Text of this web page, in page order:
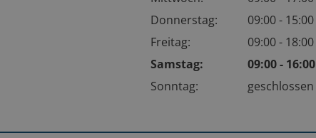
Donnerstag:
09:00 - 15:00
Freitag:
09:00 - 18:00
Samstag:
09:00 - 16:00
Sonntag:
geschlossen